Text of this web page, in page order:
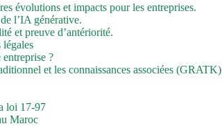
évolutions et impacts pour les entreprises.
l’IA générative.
et preuve d’antériorité.
légales
?
et les connaissances associées (GRATK)
loi 17-97
Maroc